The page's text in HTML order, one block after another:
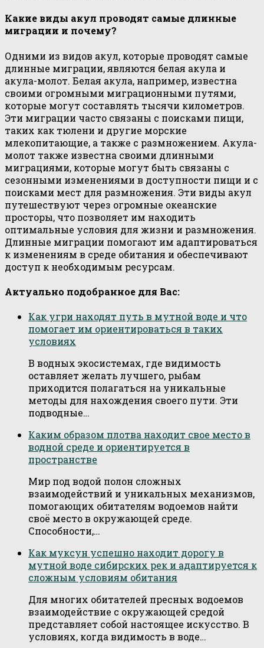
Какие виды акул проводят самые длинные
миграции и почему?
Одними из видов акул, которые проводят самые
длинные миграции, являются белая акула и
акула-молот. Белая акула, например, известна
своими огромными миграционными путями,
которые могут составлять тысячи километров.
Эти миграции часто связаны с поисками пищи,
таких как тюлени и другие морские
млекопитающие, а также с размножением. Акула-
молот также известна своими длинными
миграциями, которые могут быть связаны с
сезонными изменениями в доступности пищи и с
поисками мест для размножения. Эти виды акул
путешествуют через огромные океанские
просторы, что позволяет им находить
оптимальные условия для жизни и размножения.
Длинные миграции помогают им адаптироваться
к изменениям в среде обитания и обеспечивают
доступ к необходимым ресурсам.
Актуально подобранное для Вас:
Как угри находят путь в мутной воде и что
помогает им ориентироваться в таких
условиях
В водных экосистемах, где видимость
оставляет желать лучшего, рыбам
приходится полагаться на уникальные
методы для нахождения своего пути. Эти
подводные…
Каким образом плотва находит свое место в
водной среде и ориентируется в
пространстве
Мир под водой полон сложных
взаимодействий и уникальных механизмов,
помогающих обитателям водоемов найти
своё место в окружающей среде.
Способности,…
Как муксун успешно находит дорогу в
мутной воде сибирских рек и адаптируется к
сложным условиям обитания
Для многих обитателей пресных водоемов
взаимодействие с окружающей средой
представляет собой настоящее искусство. В
условиях, когда видимость в воде…